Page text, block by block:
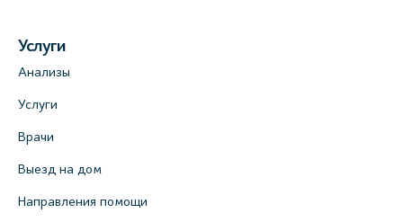
Услуги
Анализы
Услуги
Врачи
Выезд на дом
Направления помощи